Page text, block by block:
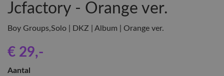
Jcfactory - Orange ver.
Boy Groups,Solo | DKZ | Album | Orange ver.
€ 29,-
Aantal